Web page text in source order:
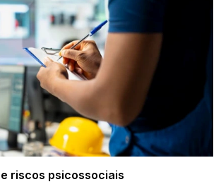
riscos psicossociais